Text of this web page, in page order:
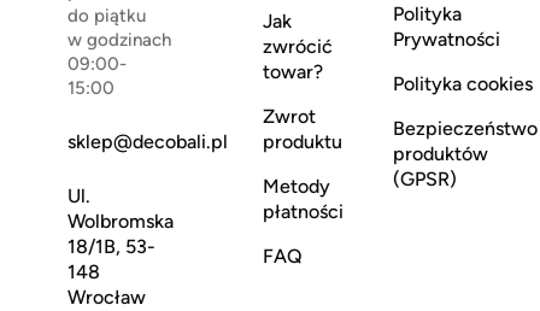
do piątku
w godzinach
09:00-
15:00
sklep@decobali.pl
Ul.
Wolbromska
18/1B, 53-
148
Wrocław
Jak
zwrócić
towar?
Zwrot
produktu
Metody
płatności
FAQ
Polityka
Prywatności
Polityka cookies
Bezpieczeństwo
produktów
(GPSR)